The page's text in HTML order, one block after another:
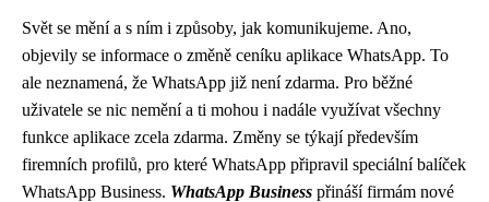
Svět se mění a s ním i způsoby, jak komunikujeme. Ano,
objevily se informace o změně ceníku aplikace WhatsApp. To
ale neznamená, že WhatsApp již není zdarma. Pro běžné
uživatele se nic nemění a ti mohou i nadále využívat všechny
funkce aplikace zcela zdarma. Změny se týkají především
firemních profilů, pro které WhatsApp připravil speciální balíček
WhatsApp Business. WhatsApp Business přináší firmám nové